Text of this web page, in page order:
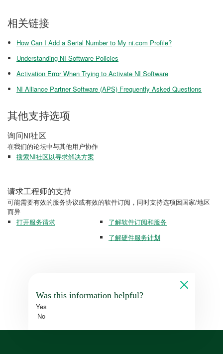
相关链接
How Can I Add a Serial Number to My ni.com Profile?
Understanding NI Software Policies
Activation Error When Trying to Activate NI Software
NI Alliance Partner Software (APS) Frequently Asked Questions
其他支持选项
询问NI社区
在我们的论坛中与其他用户协作
搜索NI社区以寻求解决方案
请求工程师的支持
可能需要有效的服务协议或有效的软件订阅，同时支持选项因国家/地区
而异
打开服务请求
了解软件订阅和服务
了解硬件服务计划
Was this information helpful?
Yes
No